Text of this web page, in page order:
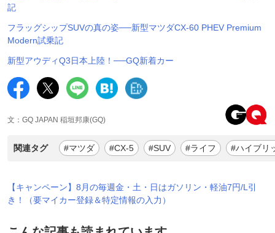
記
フラッグシップSUVの真の姿──新型マツダCX-60 PHEV Premium
Modern試乗記
新型アウディQ3日本上陸！──GQ新着カー
文：GQ JAPAN 稲垣邦康(GQ)
関連タグ #マツダ #CX-5 #SUV #ライフ #ハイブリ
【キャンペーン】8月の毎週金・土・日はガソリン・軽油7円/L引
き！（要マイカー登録＆特定情報の入力）